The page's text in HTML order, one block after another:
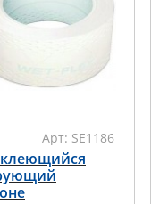
Арт: SE1186